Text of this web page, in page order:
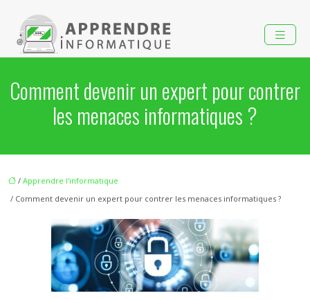
Comment devenir un expert pour contrer
les menaces informatiques ?
/ Apprendre l'informatique
/ Comment devenir un expert pour contrer les menaces informatiques ?